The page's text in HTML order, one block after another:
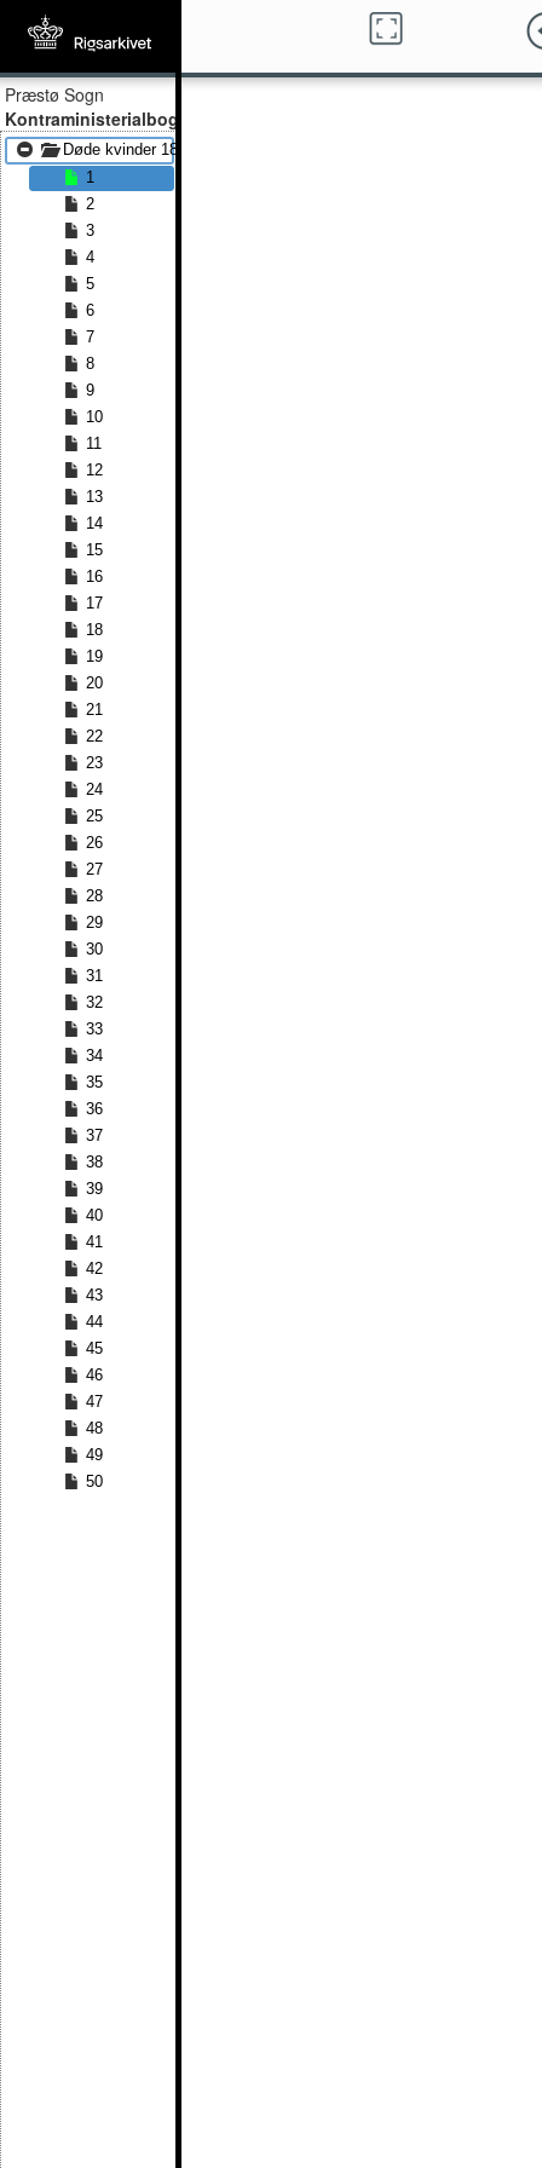
Præstø Sogn
Kontraministerialbog
Døde kvinder 1828 - Døde kvinder 1867
1
2
3
4
5
6
7
8
9
10
11
12
13
14
15
16
17
18
19
20
21
22
23
24
25
26
27
28
29
30
31
32
33
34
35
36
37
38
39
40
41
42
43
44
45
46
47
48
49
50